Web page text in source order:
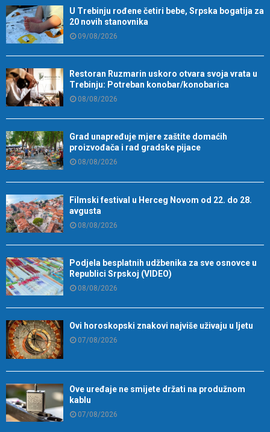
U Trebinju rođene četiri bebe, Srpska bogatija za
20 novih stanovnika
09/08/2026
Restoran Ruzmarin uskoro otvara svoja vrata u
Trebinju: Potreban konobar/konobarica
08/08/2026
Grad unapređuje mjere zaštite domaćih
proizvođača i rad gradske pijace
08/08/2026
Filmski festival u Herceg Novom od 22. do 28.
avgusta
08/08/2026
Podjela besplatnih udžbenika za sve osnovce u
Republici Srpskoj (VIDEO)
08/08/2026
Ovi horoskopski znakovi najviše uživaju u ljetu
07/08/2026
Ove uređaje ne smijete držati na produžnom
kablu
07/08/2026